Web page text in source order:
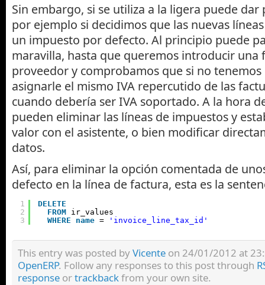
Sin embargo, si se utiliza a la ligera puede
por ejemplo si decidimos que las nuevas
un impuesto por defecto. Al principio puede
maravilla, hasta que queremos introducir una
proveedor y comprobamos que si no tenemos
asignarle el mismo IVA repercutido de las
cuando debería ser IVA soportado. A la hora
pueden eliminar las líneas de impuestos y
valor con el asistente, o bien modificar
datos.
Así, para eliminar la opción comentada de
defecto en la línea de factura, esta es la
1
2
3
DELETE
FROM ir_values
WHERE
name = 'invoice_line_tax_id'
This entry was posted byVicente on 24/01/2012 at
OpenERP. Follow any responses to this post through
response ortrackbackfrom your own site.